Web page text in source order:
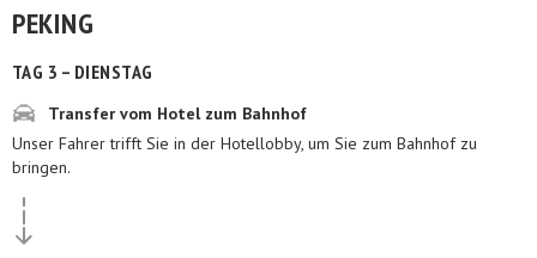
PEKING
TAG 3 – DIENSTAG
Transfer vom Hotel zum Bahnhof
Unser Fahrer trifft Sie in der Hotellobby, um Sie zum Bahnhof zu
bringen.